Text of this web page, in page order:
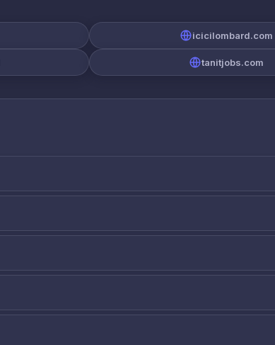
icicilombard.com
tanitjobs.com